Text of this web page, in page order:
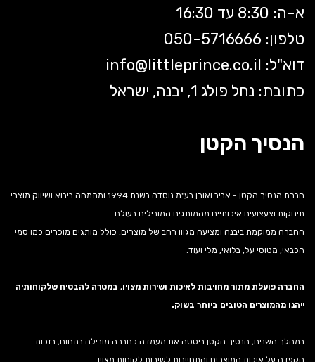
א-ה: 8:30 עד 16:30
טלפון: 050-5 716666
דוא"ל:
info@littleprince.co.il
כתובת: נחל פולג 1, יבנה, ישראל
הנסיך הקטן
חברת הנסיך הקטן - אביב ואורן בע"מ נוסדה בשנת 1994 ומתמחה ביבוא ושיווק מוצרי
תינוקות וצעצועים איכותיים מהמותגים המובילים בעולם.
החברה ממוקמת ביבנה ומציעה מגוון רחב של מוצרים, כולל מותגים מוכרים כמו סמי
הכבאי, מטוסי על, בלואי, מלי ועוד.
החברה פועלת מתוך מחויבות לאיכות ושירות מצוין, במטרה להבטיח שלקוחותיה
ייהנו מהמוצרים הטובים ביותר בשוק.
במהלך השנים, הנסיך הקטן ביססה את מעמדה כחברה מובילה בתחום, בזכות
הקפדה על איכות המוצרים והתחייבות לשירות לקוחות מצוין.